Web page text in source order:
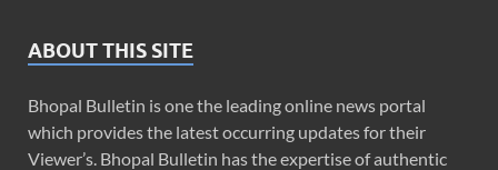
ABOUT THIS SITE
Bhopal Bulletin is one the leading online news portal
which provides the latest occurring updates for their
Viewer’s. Bhopal Bulletin has the expertise of authentic